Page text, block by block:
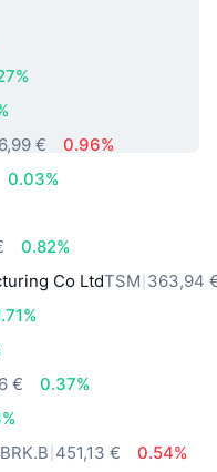
€
0.96%
0.03%
0.82%
Co LtdTSM 363,94
€
0.37%
BRK.B 451,13 €
0.54%